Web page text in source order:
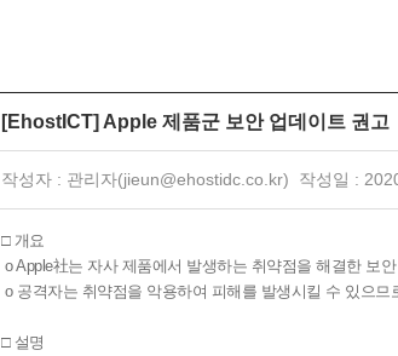
[EhostICT] Apple 제품군 보안 업데이트 권고
작성자 : 관리자(jieun@ehostidc.co.kr) 작성일 :
□ 개요
o Apple社는 자사 제품에서 발생하는 취약점을 해결한 보
o 공격자는 취약점을 악용하여 피해를 발생시킬 수 있으
□ 설명